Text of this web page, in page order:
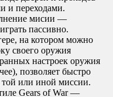
и переходами.
мисии —
пассивно.
на котором можно
своего оружия
настроек оружия
позволяет быстро
той или иной миссии.
Gears of War —